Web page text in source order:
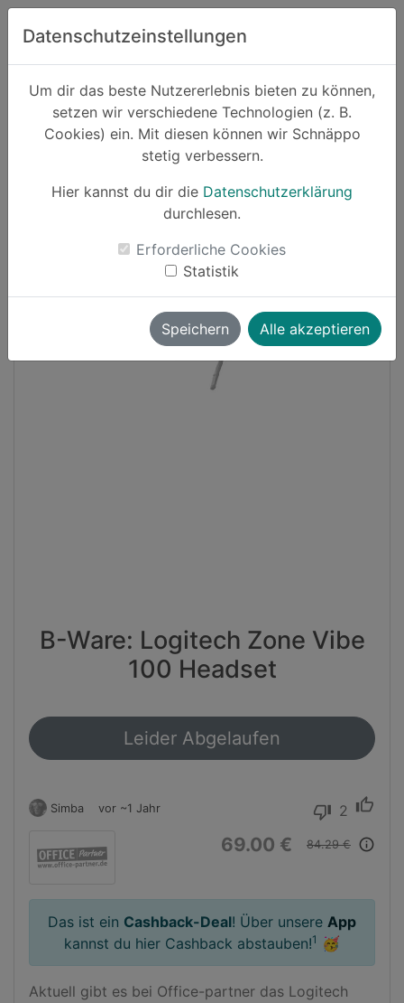
Zum Hauptinhalt springen
Datenschutzeinstellungen
Um dir das beste Nutzererlebnis bieten zu können,
setzen wir verschiedene Technologien (z. B.
Cookies) ein. Mit diesen können wir Schnäppo
stetig verbessern.
Hier kannst du dir die Datenschutzerklärung
durchlesen.
Erforderliche Cookies
Statistik
Speichern Alle akzeptieren
Suchen
Schnäppchen Elektronik und Computer
Cashback
B-Ware: Logitech Zone Vibe
100 Headset
Leider Abgelaufen
Simba vor ~1 Jahr thumb_down 2 thumb_up
69.00 € 84.29 € info_outline
Das ist ein Cashback-Deal! Über unsere App
kannst du hier Cashback abstauben!1 🥳
Aktuell gibt es bei Office-partner das Logitech